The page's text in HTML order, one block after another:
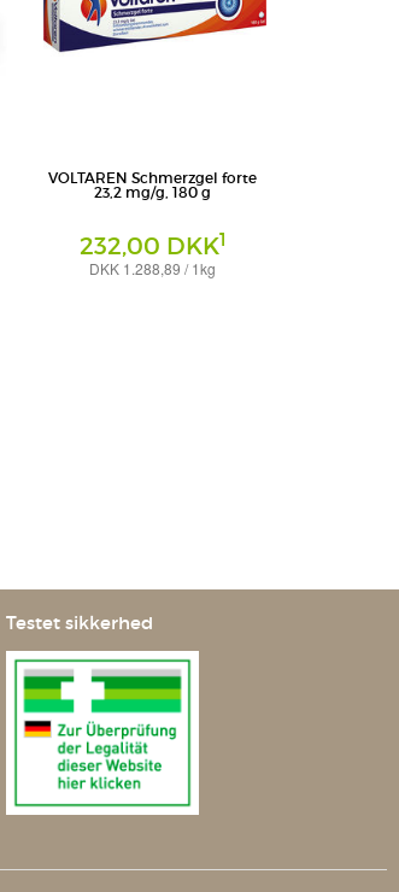
VOLTAREN Schmerzgel forte
23,2 mg/g, 180 g
232,00 DKK1
DKK 1.288,89 / 1kg
Testet sikkerhed